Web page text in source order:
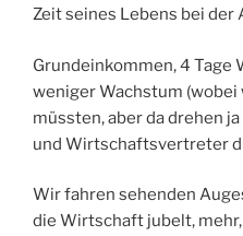
Zeit seines Lebens bei
Grundeinkommen, 4 Tage
weniger Wachstum
müssten, aber da drehen
und Wirtschaftsvertreter
Wir fahren sehenden
die Wirtschaft jubelt,